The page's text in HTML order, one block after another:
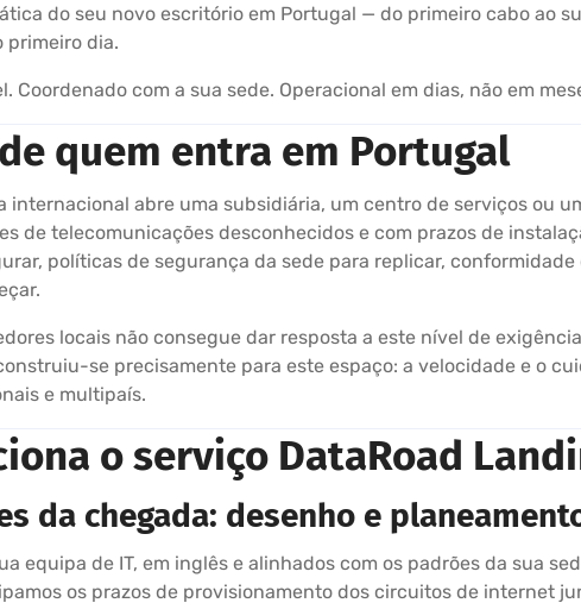
do seu novo escritório em Portugal — do primeiro cabo ao
primeiro dia.
Coordenado com a sua sede. Operacional em dias, não em
quem entra em Portugal
internacional abre uma subsidiária, um centro de serviços ou
de telecomunicações desconhecidos e com prazos de
políticas de segurança da sede para replicar,
locais não consegue dar resposta a este nível de
se precisamente para este espaço: a velocidade e o
e multipaís.
o serviço DataRoad
da chegada: desenho e
equipa de IT, em inglês e alinhados com os padrões da sua
os prazos de provisionamento dos circuitos de internet